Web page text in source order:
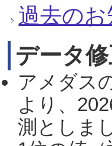
過去の
データ
アメダス
より、
測としま